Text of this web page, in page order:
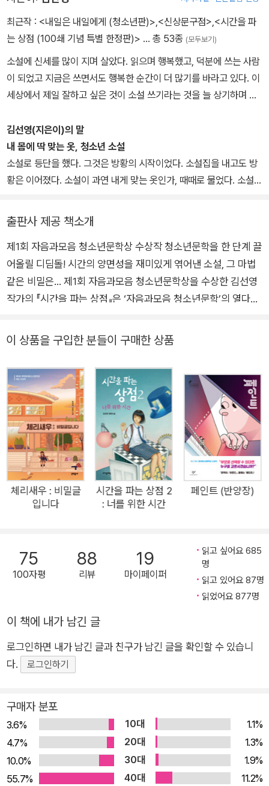
다. 훌륭한 소방대원이었지만 젊은 나이에 죽은 아빠의 못다 이룬 뜻
을 이어받은 온조는 손님들의 의뢰를 해결해주는 ‘시간을 파는 상
점’의 주인, 크로노스가 되었다.
시간이란 흐르는 것이지만, 흘러간 시간은 그것으로 끝이 아니다
첫 번째 의뢰인의 닉네임은 ‘네곁에’. 온조의 옆반에서 일어난 PMP
분실 사건을 의뢰한다. 훔친 물건을 제자리에 놓아달라는 부탁. 작년
온조네 학교에서는 MP3 도난 사건이 있었다. 훔친 친구는 야자 시간
에 바로 들통이 나고 말았고, 그 사실을 안 선생님은 내일 보자는 말로
보다도 더한 폭력이 되었다. 그 시간을 견디지 못한 아이는 밤사이 학
교 옥상에서 떨어져 죽었다. MP3을 잃어버린 아이는 바로 전학을 갔
고, 학교도 가족도 모두 이 사건을 덮어버렸다. 온조는 또다시 일어난
도난사건에 또 한 명의 친구가 그와 같은 죽음을 맞닥뜨릴까봐 몸서
리치면서 문제 해결을 위해 고군분투한다.
두 번째는 자신의 할아버지와 맛있게 식사를 해달라는 엉뚱한 의뢰이
는 혼자서 자유롭게 세계 여행을 다니다 미국으로 아들내외를 찾아갔
으나 만나지 못하고 교통사고를 당한다. 그 시간, 한국에서 가족 모두
가 돌아올 집을 지키던 할머니는 외롭게 죽음을 맞이한다. 강토 아버
지는 바쁘다는 이유로 죽은 어머니를 냉동고에 넣어 달라고 하고, 아
들에게 분노한 할아버지는 아들을 검찰에 고소하고유학 비용을 포함
한 정착금을 모조리 청구했다. 할머니의 장례를 치른 강토는 결국 한
국에 남기로 했지만 아버지와 할아버지로부터 철저히 독립한 생활을
한다. 그리고 가족들이 모여 맛있게 식사하는 것이 꿈이었던 할머니
의 소원을 대신하여 할아버지와의 맛있는 식사를 온조에게 의뢰한 것
이다. 강토가 아버지와 할아버지 모두에게 마음을 열기에는 시간이
시간은 우리를 어디로 데려갈지 모른다
남편을 잃고 씩씩하게 온조를 길러온 엄마는 환사고(환경을 사랑하는
교사모임)에서 새 동반자를 만난다. 온조의 담임 불곰 선생님이 바로
그다. 불곰의 염려 가운데 시간을 파는 상점은 온조 개인 상점이 아닌
시간을 잡아두고픈 간절함으로 천국의 우편 배달부가 되어 달라는 의
뢰, 자신의 친구가 되어 달라는 가네샤의 의뢰가 계속 이어지는 가운
친구들에게 예상치 못한 위기가 또다시 찾아온다…….
위기에 내몰리며 위태로운 상황에서도 지혜롭게 답을 찾아가던 아이
들은 깨닫는다. 시간은 ‘지금’을 어디로 데려갈지 모른다. 분명한 것은
시간은 지금의 이 순간을 또 다른 어딘가로 안내해 준다는 것이다. 스
스로가 그 시간을 놓지 않는다면. 절망의 시간을 우리는 희망을 속삭
최근작 : <내일은 내일에게 (청소년판)> <신상문구점> <시간을 파
는 상점 (100쇄 기념 특별 한정판)> … 총 53종 (모두보기)
소설에 신세를 많이 지며 살았다. 읽으며 행복했고, 덕분에 쓰는 사람
이 되었고 지금은 쓰면서도 행복한 순간이 더 많기를 바라고 있다. 이
세상에서 제일 잘하고 싶은 것이 소설 쓰기라는 것을 늘 상기하며 청
했으며, 2011년 『시간을 파는 상점』으로 제1회 자음과모음 청소년문
학상을 수상했다. 지은 책으로는 소설집 『밀례』, 청소년 단편집 『바람
의 독서법』, 장편소설 『신상문구점』 『붉은 무늬상자』 『시간을 파는
상점』 『시간을 파는 상점2: 너를 위한 시간』 『시간을 파는 상점3: 시
김선영(지은이)의 말
내 몸에 딱 맞는 옷, 청소년 소설
소설로 등단을 했다. 그것은 방황의 시작이었다. 소설집을 내고도 방
황은 이어졌다. 소설이 과연 내게 맞는 옷인가, 때때로 물었다. 소설을
라보고 있는 느낌이랄까. 무변광야 속에서 자유롭게 뛰어놀면 될 것
같았지만 막상 그 앞에 섰을 때의 막막함이 나를 주눅 들게 만들었다.
그때 눈에 들어오게 된 것이 청소년 소설이다. 품이 딱 맞는 옷을 찾았
다는 느낌이 들었다. 언젠가는 이 옷이 작다며 갑갑해할 수도 있다. 그
럴 때는 지금처럼 과감히 더 큰 옷을 찾아 나설 것이다. 그렇지만 지금
몸에 딱 맞는 이 옷을 입고 마음껏 놀아보리라 생각한다. 가파른 산도
이번 작품을 시작할 때 스스로에게 몇 가지 주문을 넣었다. 요즘 쏟아
져 나오는 청소년 소설과 다르게 쓰자. 표면적으로 드러난 문제아보
다는 나름의 자기 빛깔을 찾기 위해 고군분투하는 평범한 아이가 주
인공이 되는 것도 좋겠다. 무엇보다 철학을 녹여 넣어 청소년들이 쉽
게 접근했으면 좋겠다는 희망을 품었다. 이러한 나의 고집이 세상과
통할 수 있는 카드가 되기를 바랐다.
그래서, 내가 입은 그 옷이 참 잘 어울린다며 추임새를 넣어주고, 나의
고집을 읽어주신 심사위원들께 진심으로 감사드린다.
출판사 제공 책소개
제1회 자음과모음 청소년문학상 수상작 청소년문학을 한 단계 끌
어올릴 디딤돌! 시간의 양면성을 재미있게 엮어낸 소설, 그 마법
같은 비밀은… 제1회 자음과모음 청소년문학상을 수상한 김선영
작가의 『시간을 파는 상점』은 ‘자음과모음 청소년문학’의 열다섯
연말) 제1회 자음과모음 청소년문학상 응모작 중 단연 돋보임으
나라 청소년문학을 한 단계 끌어올릴 수 있는 힘을 가지고 있는
작품이라고 심사위원들의 극찬을 받았다. 이 작품은 흐르는 시간
이라는 소재를 다루고 있다. 다분히 철학적이고 관념적일 수 있는
이야기를 놀랍도록 편안하고 재미있게 풀어내는 작가의 능력이
대단하다. 추리소설 기법을 살짝 빌려다가 끊임없이 호기심을 유
발시키고 끝까지 긴장감을 놓지 않게 하는데, 그 흐름이 참으로
자연스럽다. 이야기를 풀어가는 힘은 물론이거니와 펼쳐지는 문
장과 어휘의 선택은 청소년 독자에 대한 배려, 글쓰기에 대한 작
가의 깊이 있는 사유와 책임감이 느껴진다. 『시간을 파는 상점』은
런 이야기들을 자신만의 이야기로 되새김질한 다음 자기만의 색
깔을 입힌 훌륭함에 심사위원들은 우리 청소년문학을 한 단계 끌
『들뢰즈, 유동의 철학』이라는 책을 통해 시간에 대해 생각하게 되
었다. 과거와 현재의 상호 침투와 상호 연쇄, 우리가 보낸 시간은
사라지는 것이 아니라 계속 존재한다는 것에 대해 사유할 때, 때
다’라는 기사를 보게 되었다. 또한 그때 한 아이의 죽음을 전해 듣
게 되었다. “제 아들과 같은 또래였죠. 야자가 끝날 무렵 도난 사
건이 있었는데, 범인으로 지목된 아이에게 선생님은 ‘내일 보
자’라는 말로 시간을 유예시켰던 모양입니다. 그 아이는 밤사이
시간을 견디지 못하고 다음 날 스스로 죽었습니다. 너무 마음이
이 상품을 구입한 분들이 구매한 상품
체리새우 : 비밀글
입니다
시간을 파는 상점 2
: 너를 위한 시간
페인트 (반양장)
75
100자평
88
리뷰
19
마이페이퍼
읽고 싶어요 685
명
읽고 있어요 87명
읽었어요 877명
이 책에 내가 남긴 글
로그인하면 내가 남긴 글과 친구가 남긴 글을 확인할 수 있습니
다.
로그인하기
구매자 분포
3.6% 10대
1.1%
4.7%
20대
1.3%
10.0%
30대
1.9%
55.7%
40대
11.2%